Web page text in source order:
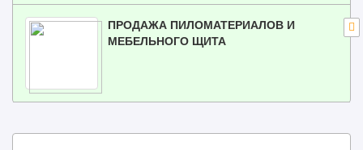
ПРОДАЖА ПИЛОМАТЕРИАЛОВ И
МЕБЕЛЬНОГО ЩИТА